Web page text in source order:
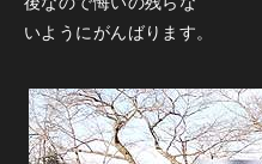
いようにがんばります。